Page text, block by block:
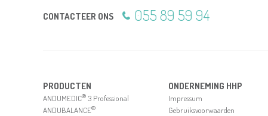
CONTACTEER ONS 055 89 59 94
PRODUCTEN
ANDUMEDIC® 3 Professional
ANDUBALANCE®
ONDERNEMING HHP
Impressum
Gebruiksvoorwaarden